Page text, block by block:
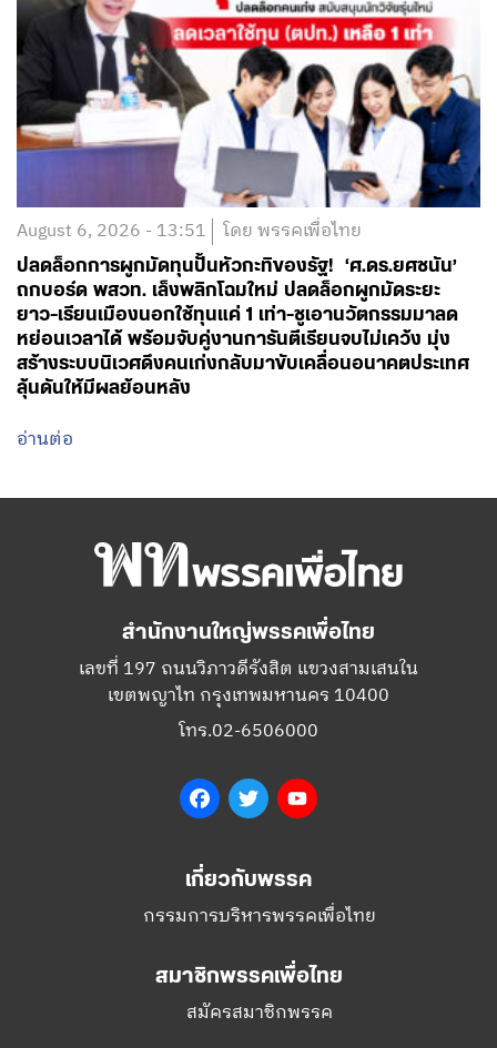
August 6, 2026 - 13:51 โดย พรรคเพื่อไทย
ปลดล็อกการผูกมัดทุนปั้นหัวกะทิของรัฐ! ‘ศ.ดร.ยศชนัน’
ถกบอร์ด พสวท. เล็งพลิกโฉมใหม่ ปลดล็อกผูกมัดระยะ
ยาว-เรียนเมืองนอกใช้ทุนแค่ 1 เท่า-ชูเอานวัตกรรมมาลด
หย่อนเวลาได้ พร้อมจับคู่งานการันตีเรียนจบไม่เคว้ง มุ่ง
สร้างระบบนิเวศดึงคนเก่งกลับมาขับเคลื่อนอนาคตประเทศ
ลุ้นดันให้มีผลย้อนหลัง
อ่านต่อ
สำนักงานใหญ่พรรคเพื่อไทย
เลขที่ 197 ถนนวิภาวดีรังสิต แขวงสามเสนใน
เขตพญาไท กรุงเทพมหานคร 10400
โทร.02-6506000
FacebookTwitter
เกี่ยวกับพรรค
กรรมการบริหารพรรคเพื่อไทย
สมาชิกพรรคเพื่อไทย
สมัครสมาชิกพรรค